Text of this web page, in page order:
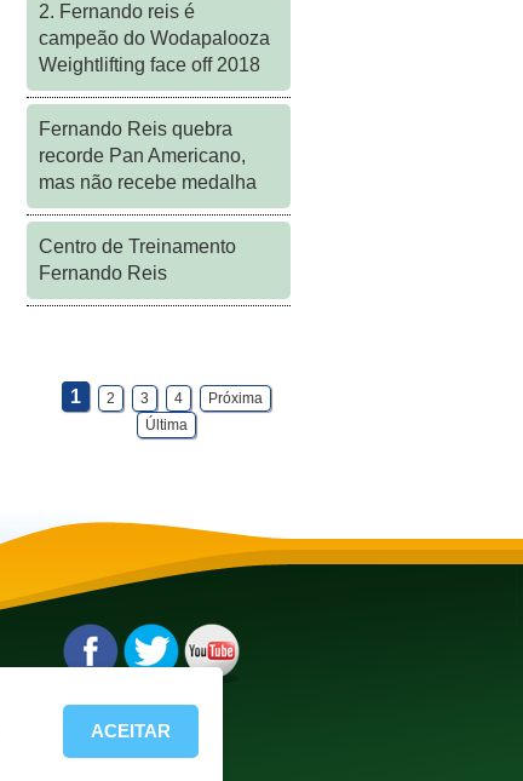
2. Fernando reis é
campeão do Wodapalooza
Weightlifting face off 2018
Fernando Reis quebra
recorde Pan Americano,
mas não recebe medalha
Centro de Treinamento
Fernando Reis
1 2 3 4
Próxima
Última
ACEITAR